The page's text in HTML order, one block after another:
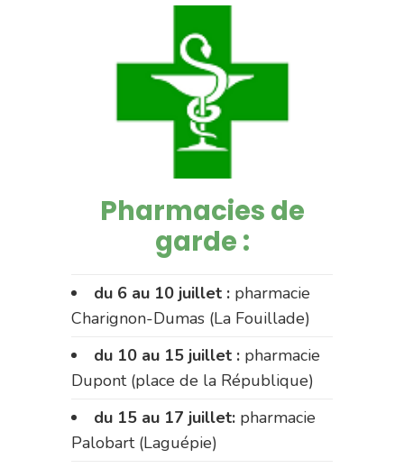
Pharmacies de
garde :
du 6 au 10 juillet : pharmacie
Charignon-Dumas (La Fouillade)
du 10 au 15 juillet : pharmacie
Dupont (place de la République)
du 15 au 17 juillet: pharmacie
Palobart (Laguépie)